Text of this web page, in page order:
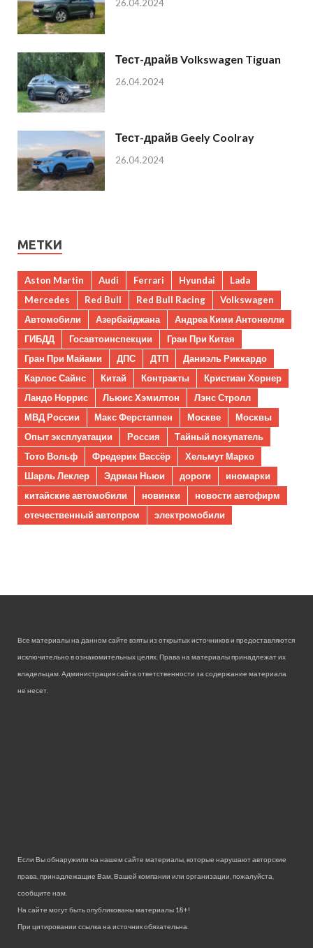
26.04.2024
Тест-драйв Volkswagen Tiguan
26.04.2024
Тест-драйв Geely Coolray
26.04.2024
МЕТКИ
Aston Martin Audi Ferrari Hyundai
Lada
Mercedes
Red Bull Red Bull Racing
Volkswagen
Автомобили
Азербайджана
Андреа Кими Антонелли
ГИБДД
Госавтоинспекции
Гран При Китая
Гран При Майами
ДПС ДТП
Даниэль Риккардо
Карлос Сайнс
Китай Контракты
Кристиан Хорнер
Ландо Норрис
Льюис Хэмилтон
Лэнс Стролл
МВД России
Макс Ферстаппен Москве
Москвы
Опыт эксплуатации
Россия
Тайный покупатель
Тото Вольф
Фредерик Вассёр
Хельмут Марко
Шарль Леклер
Эдриан Ньюи дороги
иномарки
китайские автомобили
новинки
новости автофирм
отечественный автопром
электромобили
Все материалы на данном сайте взяты из открытых источников и предоставляются
исключительно в ознакомительных целях. Права на материалы принадлежат их
владельцам. Администрация сайта ответственности за содержание материала
не несет.
Если Вы обнаружили на нашем сайте материалы, которые нарушают авторские
права, принадлежащие Вам, Вашей компании или организации, пожалуйста,
сообщите нам.
На сайте могут быть опубликованы материалы 18+!
При цитировании ссылка на источник обязательна.